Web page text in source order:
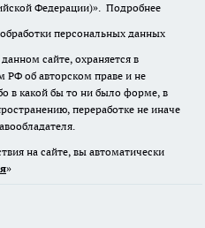
Федерации)». Подробнее
персональных данных
сайте, охраняется в
РФ об авторском праве и не
в какой бы то ни было форме, в
переработке не иначе
на сайте, вы автоматически
»